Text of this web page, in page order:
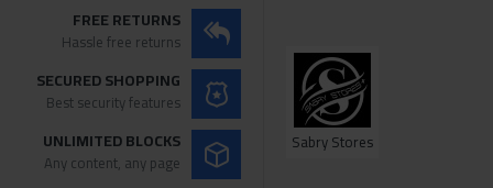
Sabry Stores
FREE RETURNS
Hassle free returns
SECURED SHOPPING
Best security features
UNLIMITED BLOCKS
Any content, any page